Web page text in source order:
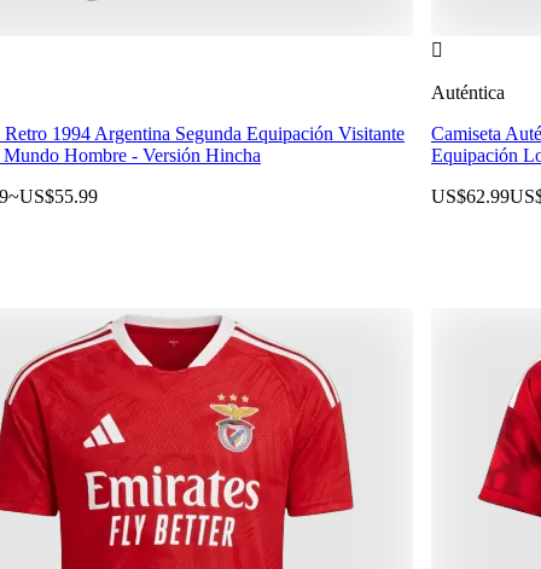
Retro 1994 Argentina Segunda Equipación Visitante
Mundo Hombre - Versión Hincha
~US$55.99

Auténtica
Camiseta
Equipación
US$62.99